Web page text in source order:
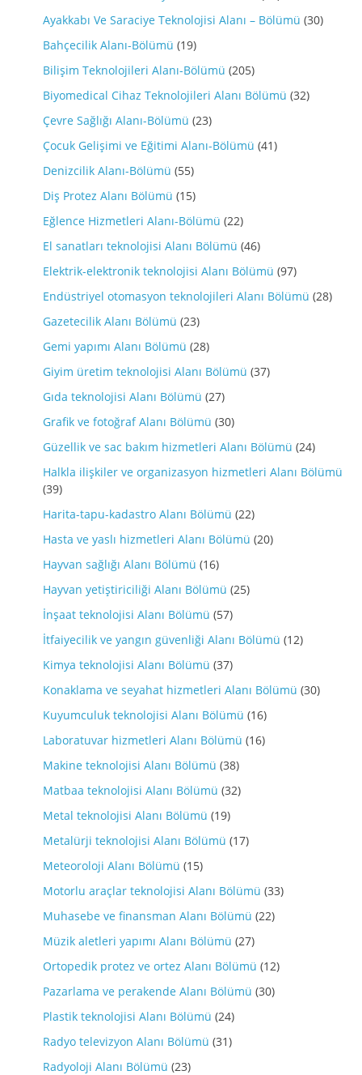
Ayakkabı Ve Saraciye Teknolojisi Alanı – Bölümü (30)
Bahçecilik Alanı-Bölümü (19)
Bilişim Teknolojileri Alanı-Bölümü (205)
Biyomedical Cihaz Teknolojileri Alanı Bölümü (32)
Çevre Sağlığı Alanı-Bölümü (23)
Çocuk Gelişimi ve Eğitimi Alanı-Bölümü (41)
Denizcilik Alanı-Bölümü (55)
Diş Protez Alanı Bölümü (15)
Eğlence Hizmetleri Alanı-Bölümü (22)
El sanatları teknolojisi Alanı Bölümü (46)
Elektrik-elektronik teknolojisi Alanı Bölümü (97)
Endüstriyel otomasyon teknolojileri Alanı Bölümü (28)
Gazetecilik Alanı Bölümü (23)
Gemi yapımı Alanı Bölümü (28)
Giyim üretim teknolojisi Alanı Bölümü (37)
Gıda teknolojisi Alanı Bölümü (27)
Grafik ve fotoğraf Alanı Bölümü (30)
Güzellik ve sac bakım hizmetleri Alanı Bölümü (24)
Halkla ilişkiler ve organizasyon hizmetleri Alanı Bölümü
(39)
Harita-tapu-kadastro Alanı Bölümü (22)
Hasta ve yaslı hizmetleri Alanı Bölümü (20)
Hayvan sağlığı Alanı Bölümü (16)
Hayvan yetiştiriciliği Alanı Bölümü (25)
İnşaat teknolojisi Alanı Bölümü (57)
İtfaiyecilik ve yangın güvenliği Alanı Bölümü (12)
Kimya teknolojisi Alanı Bölümü (37)
Konaklama ve seyahat hizmetleri Alanı Bölümü (30)
Kuyumculuk teknolojisi Alanı Bölümü (16)
Laboratuvar hizmetleri Alanı Bölümü (16)
Makine teknolojisi Alanı Bölümü (38)
Matbaa teknolojisi Alanı Bölümü (32)
Metal teknolojisi Alanı Bölümü (19)
Metalürji teknolojisi Alanı Bölümü (17)
Meteoroloji Alanı Bölümü (15)
Motorlu araçlar teknolojisi Alanı Bölümü (33)
Muhasebe ve finansman Alanı Bölümü (22)
Müzik aletleri yapımı Alanı Bölümü (27)
Ortopedik protez ve ortez Alanı Bölümü (12)
Pazarlama ve perakende Alanı Bölümü (30)
Plastik teknolojisi Alanı Bölümü (24)
Radyo televizyon Alanı Bölümü (31)
Radyoloji Alanı Bölümü (23)